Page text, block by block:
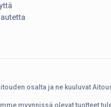
osalta ja ne kuuluvat
myynnissä olevat tuotteet